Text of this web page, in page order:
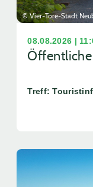
© Vier-Tore-Stadt
08.08.2026 |
Treff: